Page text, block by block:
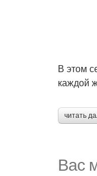
В этом
каждой
читать
Вас